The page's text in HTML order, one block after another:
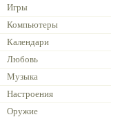
Игры
Компьютеры
Календари
Любовь
Музыка
Настроения
Оружие